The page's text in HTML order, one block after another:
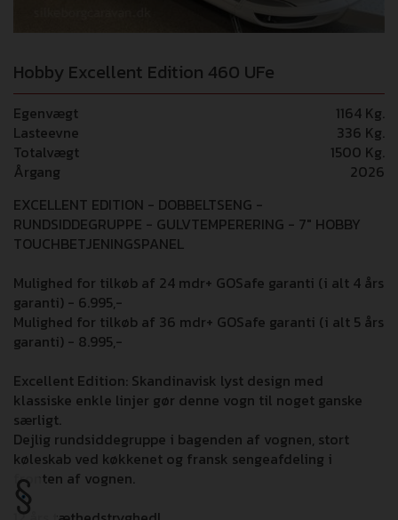
Hobby Excellent Edition 460 UFe
Egenvægt
1164 Kg.
Lasteevne
336 Kg.
Totalvægt
1500 Kg.
Årgang
2026
EXCELLENT EDITION - DOBBELTSENG -
RUNDSIDDEGRUPPE - GULVTEMPERERING - 7" HOBBY
TOUCHBETJENINGSPANEL
Mulighed for tilkøb af 24 mdr+ GOSafe garanti (i alt 4 års
garanti) - 6.995,-
Mulighed for tilkøb af 36 mdr+ GOSafe garanti (i alt 5 års
garanti) - 8.995,-
Excellent Edition: Skandinavisk lyst design med
klassiske enkle linjer gør denne vogn til noget ganske
særligt.
Dejlig rundsiddegruppe i bagenden af vognen, stort
køleskab ved køkkenet og fransk sengeafdeling i
fronten af vognen.